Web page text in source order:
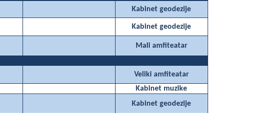
Kabinet geodezije
Kabinet geodezije
Mali amfiteatar
Veliki amfiteatar
Kabinet muzike
Kabinet geodezije